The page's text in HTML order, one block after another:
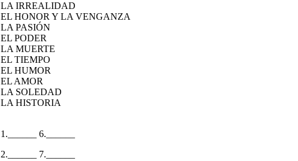
LA IRREALIDAD
EL HONOR Y LA VENGANZA
LA PASIÓN
EL PODER
LA MUERTE
EL TIEMPO
EL HUMOR
EL AMOR
LA SOLEDAD
LA HISTORIA
1.______ 6.______
2.______ 7.______